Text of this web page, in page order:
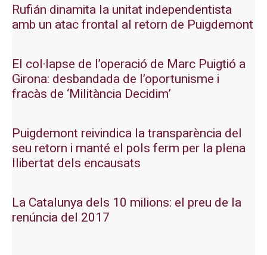
Rufián dinamita la unitat independentista
amb un atac frontal al retorn de Puigdemont
El col·lapse de l’operació de Marc Puigtió a
Girona: desbandada de l’oportunisme i
fracàs de ‘Militància Decidim’
Puigdemont reivindica la transparència del
seu retorn i manté el pols ferm per la plena
llibertat dels encausats
La Catalunya dels 10 milions: el preu de la
renúncia del 2017